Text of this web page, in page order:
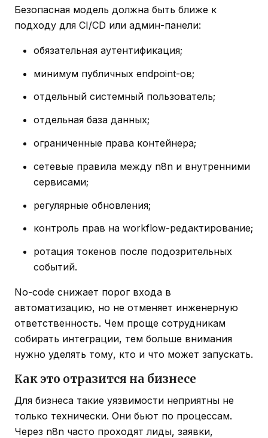
Безопасная модель должна быть ближе к
подходу для CI/CD или админ-панели:
обязательная аутентификация;
минимум публичных endpoint-ов;
отдельный системный пользователь;
отдельная база данных;
ограниченные права контейнера;
сетевые правила между n8n и внутренними
сервисами;
регулярные обновления;
контроль прав на workflow-редактирование;
ротация токенов после подозрительных
событий.
No-code снижает порог входа в
автоматизацию, но не отменяет инженерную
ответственность. Чем проще сотрудникам
собирать интеграции, тем больше внимания
нужно уделять тому, кто и что может запускать.
Как это отразится на бизнесе
Для бизнеса такие уязвимости неприятны не
только технически. Они бьют по процессам.
Через n8n часто проходят лиды, заявки,